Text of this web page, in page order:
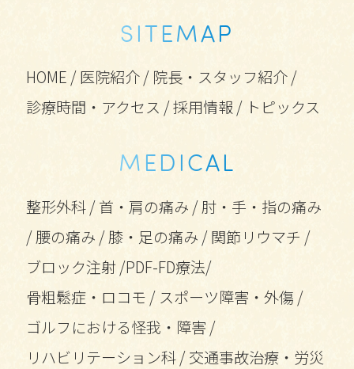
SITEMAP
HOME /医院紹介/ 院長・スタッフ紹介/
診療時間・アクセス /採用情報 / トピックス
MEDICAL
整形外科/首・肩の痛み /肘・手・指の痛み
/腰の痛み /膝・足の痛み /関節リウマチ /
ブロック注射/PDF-FD療法/
骨粗鬆症・ロコモ / スポーツ障害・外傷 /
ゴルフにおける怪我・障害 /
リハビリテーション科/交通事故治療・労災